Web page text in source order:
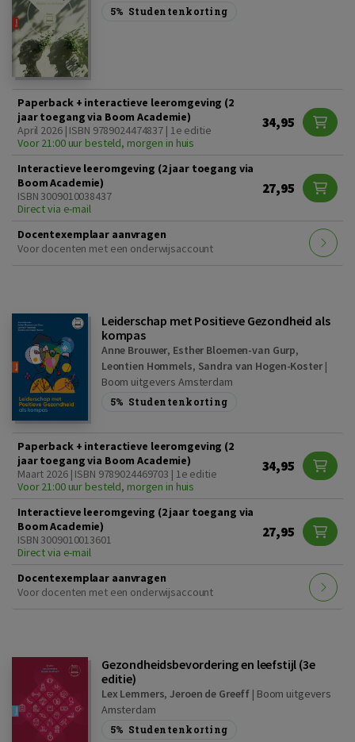
5% Studentenkorting
Paperback + interactieve leeromgeving (2
jaar toegang via Boom Academie)
April 2026 | ISBN 9789024474837 | 1e editie
Voor 21:00 uur besteld, morgen in huis
34,95
Interactieve leeromgeving (2 jaar toegang via
Boom Academie)
ISBN 3009010038437
Direct via e-mail
27,95
Docentexemplaar aanvragen
Voor docenten met een onderwijsaccount
Leiderschap met Positieve Gezondheid als
kompas
Anne Brouwer, Esther Bloemen-van Gurp,
Leontien Hommels, Sandra van Hogen-Koster|
Boom uitgevers Amsterdam
5% Studentenkorting
Paperback + interactieve leeromgeving (2
jaar toegang via Boom Academie)
Maart 2026 | ISBN 9789024469703 | 1e editie
Voor 21:00 uur besteld, morgen in huis
34,95
Interactieve leeromgeving (2 jaar toegang via
Boom Academie)
ISBN 3009010013601
Direct via e-mail
27,95
Docentexemplaar aanvragen
Voor docenten met een onderwijsaccount
Gezondheidsbevordering en leefstijl (3e
editie)
Lex Lemmers,Jeroen de Greeff | Boom uitgevers
Amsterdam
5% Studentenkorting